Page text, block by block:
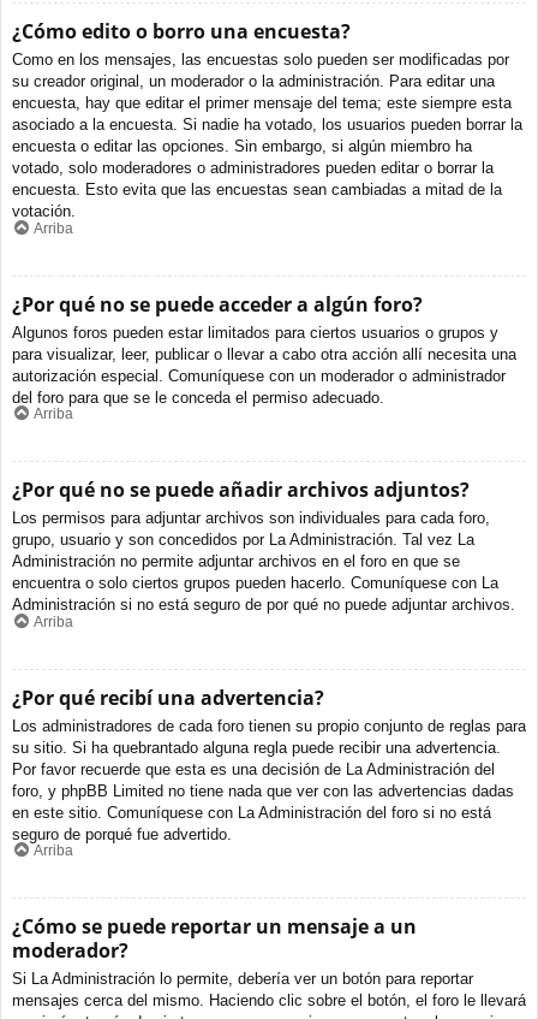
¿Cómo edito o borro una encuesta?
Como en los mensajes, las encuestas solo pueden ser modificadas por
su creador original, un moderador o la administración. Para editar una
encuesta, hay que editar el primer mensaje del tema; este siempre esta
asociado a la encuesta. Si nadie ha votado, los usuarios pueden borrar la
encuesta o editar las opciones. Sin embargo, si algún miembro ha
votado, solo moderadores o administradores pueden editar o borrar la
encuesta. Esto evita que las encuestas sean cambiadas a mitad de la
votación.
Arriba
¿Por qué no se puede acceder a algún foro?
Algunos foros pueden estar limitados para ciertos usuarios o grupos y
para visualizar, leer, publicar o llevar a cabo otra acción allí necesita una
autorización especial. Comuníquese con un moderador o administrador
del foro para que se le conceda el permiso adecuado.
Arriba
¿Por qué no se puede añadir archivos adjuntos?
Los permisos para adjuntar archivos son individuales para cada foro,
grupo, usuario y son concedidos por La Administración. Tal vez La
Administración no permite adjuntar archivos en el foro en que se
encuentra o solo ciertos grupos pueden hacerlo. Comuníquese con La
Administración si no está seguro de por qué no puede adjuntar archivos.
Arriba
¿Por qué recibí una advertencia?
Los administradores de cada foro tienen su propio conjunto de reglas para
su sitio. Si ha quebrantado alguna regla puede recibir una advertencia.
Por favor recuerde que esta es una decisión de La Administración del
foro, y phpBB Limited no tiene nada que ver con las advertencias dadas
en este sitio. Comuníquese con La Administración del foro si no está
seguro de porqué fue advertido.
Arriba
¿Cómo se puede reportar un mensaje a un
moderador?
Si La Administración lo permite, debería ver un botón para reportar
mensajes cerca del mismo. Haciendo clic sobre el botón, el foro le llevará